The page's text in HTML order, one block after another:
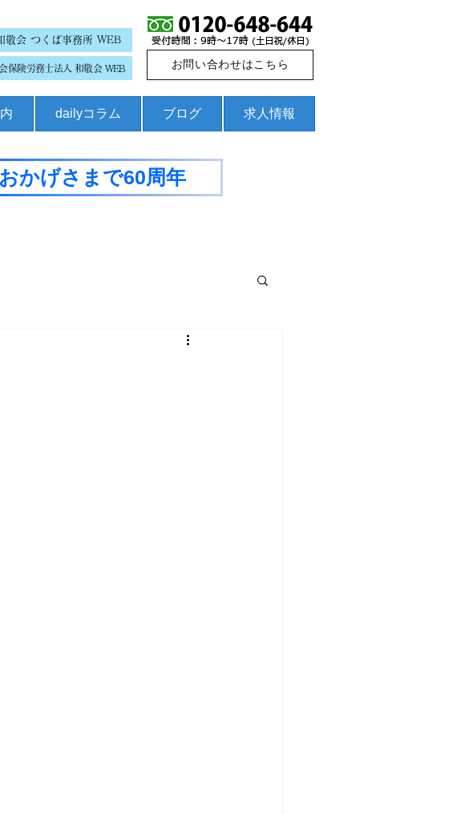
敬会 つくば事務所 WEB
保険労務士法人 和敬会 WEB お問い合わせはこちら
dailyコラム ブログ 求人情報
おかげさまで60周年